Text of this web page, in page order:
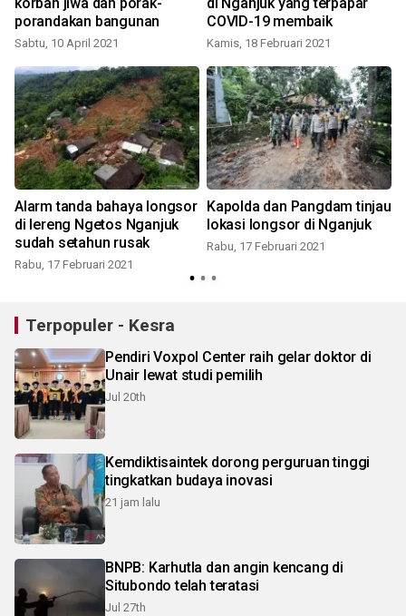
porandakan bangunan
Sabtu, 10 April 2021
COVID-19 membaik
Kamis, 18 Februari 2021
Alarm tanda bahaya longsor
di lereng Ngetos Nganjuk
sudah setahun rusak
Rabu, 17 Februari 2021
Kapolda dan Pangdam tinjau
lokasi longsor di Nganjuk
Rabu, 17 Februari 2021
Terpopuler - Kesra
Pendiri Voxpol Center raih gelar doktor di
Unair lewat studi pemilih
Jul 20th
Kemdiktisaintek dorong perguruan tinggi
tingkatkan budaya inovasi
21 jam lalu
BNPB: Karhutla dan angin kencang di
Situbondo telah teratasi
Jul 27th